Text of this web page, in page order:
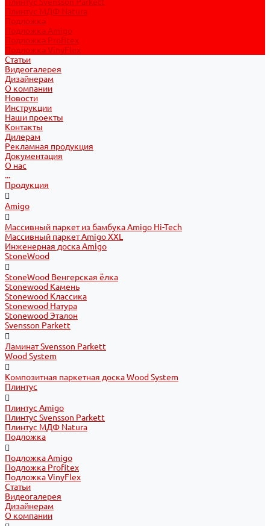
Плинтус МДФ Natura
Подложка
Подложка Amigo
Подложка Profitex
Подложка VinyFlex
Статьи
Видеогалерея
Дизайнерам
О компании
Новости
Инструкции
Наши проекты
Контакты
Дилерам
Рекламная продукция
Документация
О нас
...
Продукция
Amigo
Массивный паркет из бамбука Amigo Hi-Tech
Массивный паркет Amigo XXL
Инженерная доска Amigo
StoneWood
StoneWood Венгерская ёлка
Stonewood Камень
Stonewood Классика
Stonewood Натура
Stonewood Эталон
Svensson Parkett
Ламинат Svensson Parkett
Wood System
Композитная паркетная доска Wood System
Плинтус
Плинтус Amigo
Плинтус Svensson Parkett
Плинтус МДФ Natura
Подложка
Подложка Amigo
Подложка Profitex
Подложка VinyFlex
Статьи
Видеогалерея
Дизайнерам
О компании